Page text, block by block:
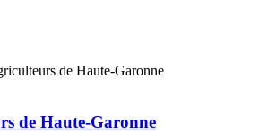
de Haute-Garonne